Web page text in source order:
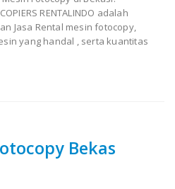
RENTALINDO adalah
Jasa Rental mesin fotocopy,
yang handal , serta kuantitas
Bekas